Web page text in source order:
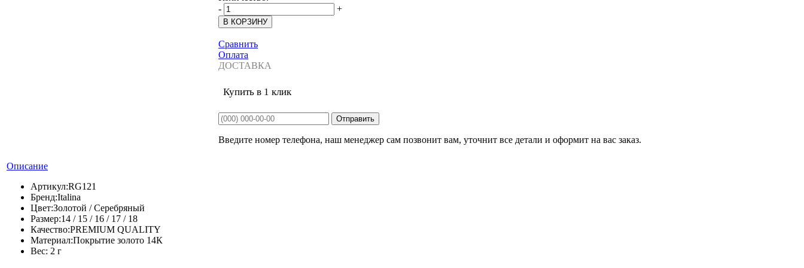
-
+
Сравнить
Оплата
ДОСТАВКА
Купить в 1 клик
Введите номер телефона, наш менеджер сам позвонит вам, уточнит все детали и оформит на вас заказ.
Описание
Артикул:RG121
Бренд:Italina
Цвет:Золотой / Серебряный
Размер:14 / 15 / 16 / 17 / 18
Качество:PREMIUM QUALITY
Материал:Покрытие золото 14К
Вес: 2 г